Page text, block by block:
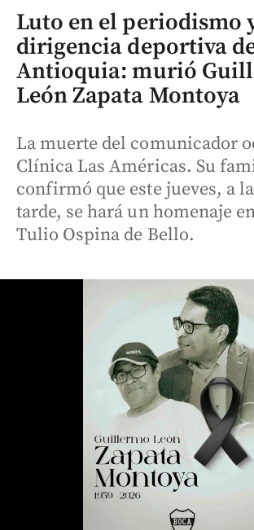
Luto en el periodismo
dirigencia deportiva
Antioquia: murió
León Zapata Montoya
La muerte del comunicador
Clínica Las Américas. Su
confirmó que este jueves, a
tarde, se hará un homenaje
Tulio Ospina de Bello.